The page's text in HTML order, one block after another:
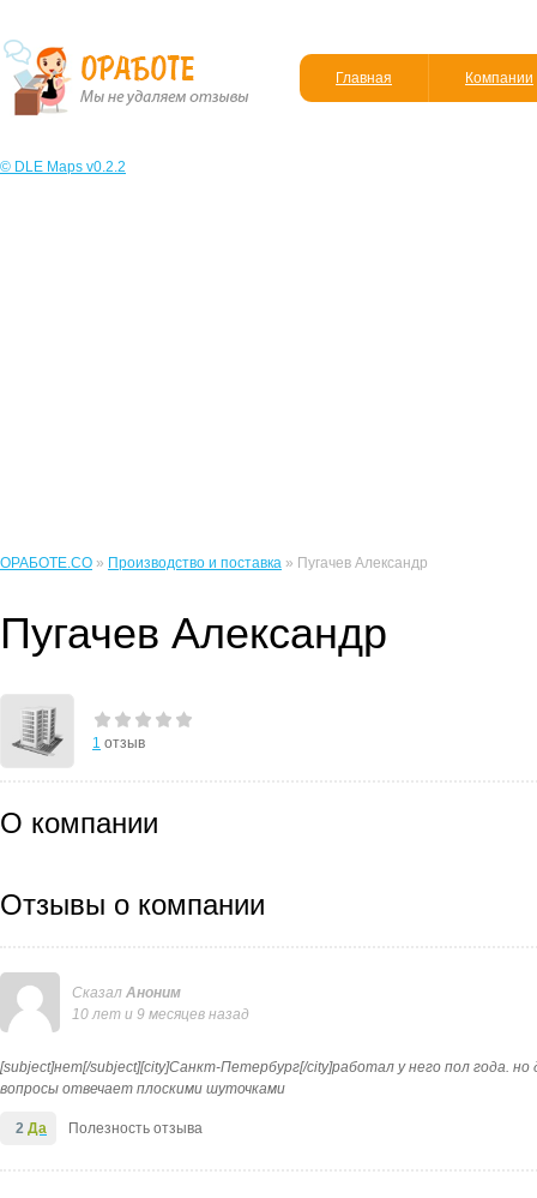
Главная Компании
© DLE Maps v0.2.2
ОРАБОТЕ.CO » Производство и поставка » Пугачев Александр
Пугачев Александр
1 отзыв
О компании
Отзывы о компании
Сказал Аноним
10 лет и 9 месяцев назад
[subject]нет[/subject][city]Санкт-Петербург[/city]работал у него пол года. но
вопросы отвечает плоскими шуточками
Полезность отзыва
2 Да